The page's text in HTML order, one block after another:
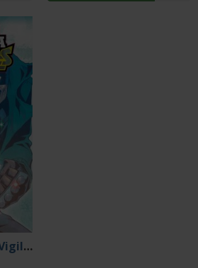
My Hero Academia Vigilantes Vol 15